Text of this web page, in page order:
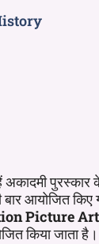
पुरस्कार
बार आयोजित
Picture
किया जाता है।